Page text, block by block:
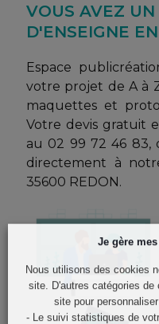
VOUS AVEZ UN
D'ENSEIGNE
Espace
votre projet de A à
maquettes et
Votre devis gratuit
au 02 99 72 46 83,
directement à
35600 REDON.
Je gère
Nous utilisons des cookies
site. D'autres catégories
site pour
- Le suivi statistiques de